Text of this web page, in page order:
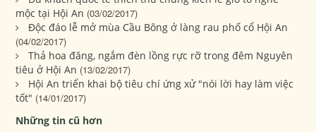
mộc tại Hội An (03/02/2017)
Độc đáo lễ mở mùa Cầu Bông ở làng rau phố cổ Hội An
(04/02/2017)
Thả hoa đăng, ngắm đèn lồng rực rỡ trong đêm Nguyên
tiêu ở Hội An (13/02/2017)
Hội An triển khai bộ tiêu chí ứng xử "nói lời hay làm việc
tốt" (14/01/2017)
Những tin cũ hơn